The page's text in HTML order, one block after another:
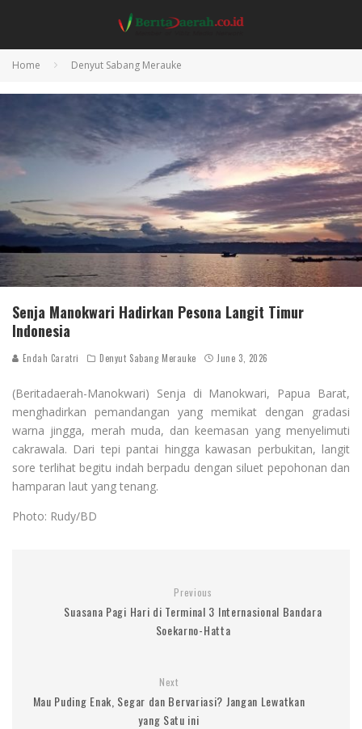
Home Denyut Sabang Merauke
Senja Manokwari Hadirkan Pesona Langit Timur
Indonesia
Endah Caratri Denyut Sabang Merauke June 3, 2026
(Beritadaerah-Manokwari) Senja di Manokwari, Papua Barat,
menghadirkan pemandangan yang memikat dengan gradasi
warna jingga, merah muda, dan keemasan yang menyelimuti
cakrawala. Dari tepi pantai hingga kawasan perbukitan, langit
sore terlihat begitu indah berpadu dengan siluet pepohonan dan
hamparan laut yang tenang.
Photo: Rudy/BD
Previous
Suasana Pagi Hari di Terminal 3 Internasional Bandara
Soekarno-Hatta
Next
Mau Puding Enak, Segar dan Bervariasi? Jangan Lewatkan
yang Satu ini